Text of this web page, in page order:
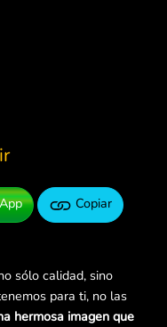
Copiar
sólo calidad, sino
para ti, no las
hermosa imagen que